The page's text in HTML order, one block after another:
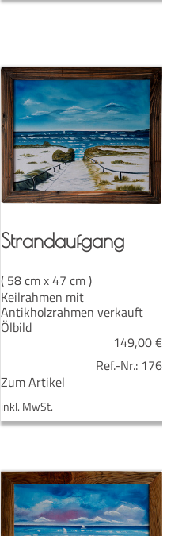
Strand­auf­gang
( 58 cm x 47 cm )
Keilrahmen mit
Antikholzrahmen verkauft
Ölbild
149,00€
Ref.-Nr.: 176
Zum Artikel
inkl. MwSt.